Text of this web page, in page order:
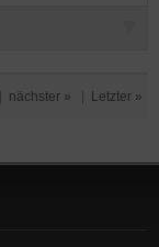
nächster » Letzter »